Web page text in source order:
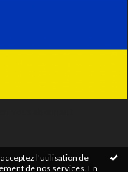
l'utilisation de
de nos services. En